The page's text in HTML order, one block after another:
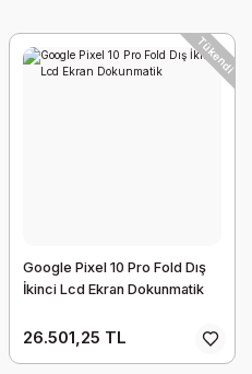
Tükendi
Google Pixel 10 Pro Fold Dış
İkinci Lcd Ekran Dokunmatik
26.501,25 TL